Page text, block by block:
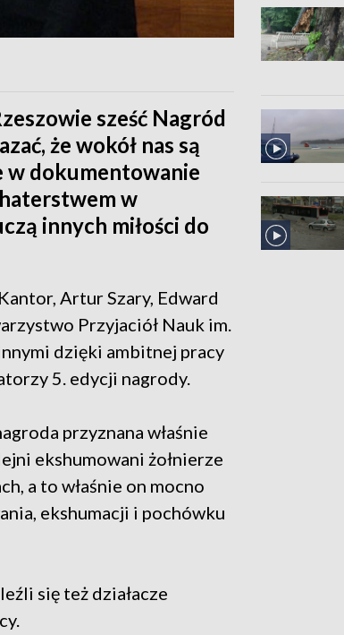
sześć Nagród
że wokół nas są
w dokumentowanie
w
innych miłości do
Artur Szary, Edward
Przyjaciół Nauk im.
dzięki ambitnej pracy
5. edycji nagrody.
przyznana właśnie
ekshumowani żołnierze
a to właśnie on mocno
ekshumacji i pochówku
się też działacze